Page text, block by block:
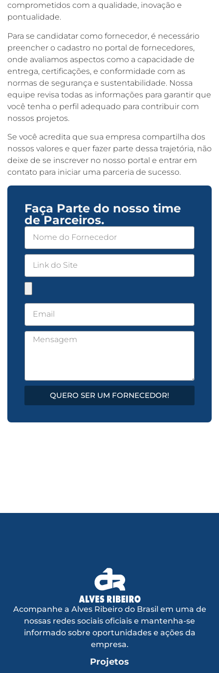
comprometidos com a qualidade, inovação e
pontualidade.
Para se candidatar como fornecedor, é necessário
preencher o cadastro no portal de fornecedores,
onde avaliamos aspectos como a capacidade de
entrega, certificações, e conformidade com as
normas de segurança e sustentabilidade. Nossa
equipe revisa todas as informações para garantir que
você tenha o perfil adequado para contribuir com
nossos projetos.
Se você acredita que sua empresa compartilha dos
nossos valores e quer fazer parte dessa trajetória, não
deixe de se inscrever no nosso portal e entrar em
contato para iniciar uma parceria de sucesso.
Faça Parte do nosso time
de Parceiros.
QUERO SER UM FORNECEDOR!
Acompanhe a Alves Ribeiro do Brasil em uma de
nossas redes sociais oficiais e mantenha-se
informado sobre oportunidades e ações da
empresa.
Projetos